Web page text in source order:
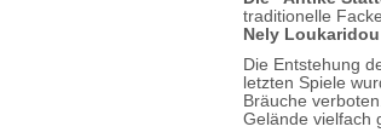
traditionelle
Nely Loukaridou
Die Entstehung
letzten Spiele
Bräuche
Gelände vielfach